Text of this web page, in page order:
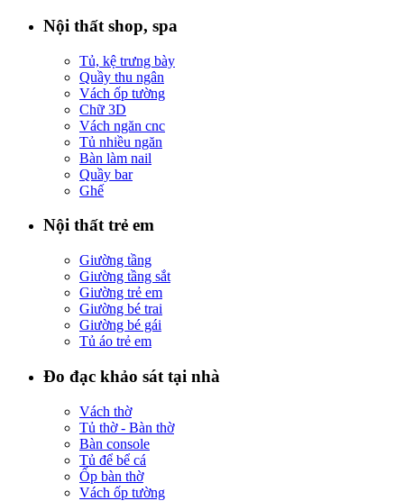
Nội thất shop, spa
Tủ, kệ trưng bày
Quầy thu ngân
Vách ốp tường
Chữ 3D
Vách ngăn cnc
Tủ nhiều ngăn
Bàn làm nail
Quầy bar
Ghế
Nội thất trẻ em
Giường tầng
Giường tầng sắt
Giường trẻ em
Giường bé trai
Giường bé gái
Tủ áo trẻ em
Đo đạc khảo sát tại nhà
Vách thờ
Tủ thờ - Bàn thờ
Bàn console
Tủ để bể cá
Ốp bàn thờ
Vách ốp tường